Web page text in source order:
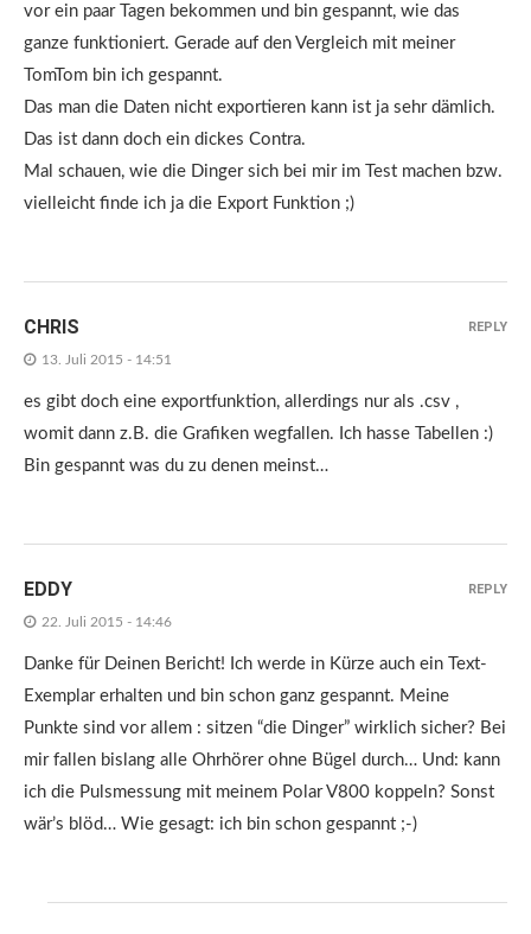
vor ein paar Tagen bekommen und bin gespannt, wie das
ganze funktioniert. Gerade auf den Vergleich mit meiner
TomTom bin ich gespannt.
Das man die Daten nicht exportieren kann ist ja sehr dämlich.
Das ist dann doch ein dickes Contra.
Mal schauen, wie die Dinger sich bei mir im Test machen bzw.
vielleicht finde ich ja die Export Funktion ;)
CHRIS
13. Juli 2015 - 14:51
es gibt doch eine exportfunktion, allerdings nur als .csv ,
womit dann z.B. die Grafiken wegfallen. Ich hasse Tabellen :)
Bin gespannt was du zu denen meinst…
REPLY
EDDY
22. Juli 2015 - 14:46
Danke für Deinen Bericht! Ich werde in Kürze auch ein Text-
Exemplar erhalten und bin schon ganz gespannt. Meine
Punkte sind vor allem : sitzen “die Dinger” wirklich sicher? Bei
mir fallen bislang alle Ohrhörer ohne Bügel durch… Und: kann
ich die Pulsmessung mit meinem Polar V800 koppeln? Sonst
wär’s blöd… Wie gesagt: ich bin schon gespannt ;-)
REPLY